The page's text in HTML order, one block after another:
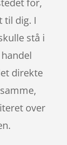
til dig. I
stå i
direkte
over